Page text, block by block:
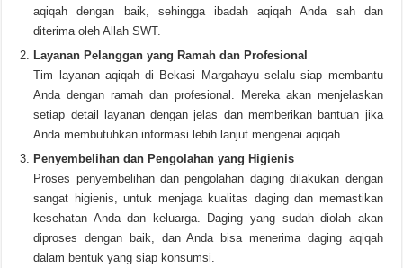
aqiqah dengan baik, sehingga ibadah aqiqah Anda sah dan
diterima oleh Allah SWT.
Layanan Pelanggan yang Ramah dan Profesional
Tim layanan aqiqah di Bekasi Margahayu selalu siap membantu
Anda dengan ramah dan profesional. Mereka akan menjelaskan
setiap detail layanan dengan jelas dan memberikan bantuan jika
Anda membutuhkan informasi lebih lanjut mengenai aqiqah.
Penyembelihan dan Pengolahan yang Higienis
Proses penyembelihan dan pengolahan daging dilakukan dengan
sangat higienis, untuk menjaga kualitas daging dan memastikan
kesehatan Anda dan keluarga. Daging yang sudah diolah akan
diproses dengan baik, dan Anda bisa menerima daging aqiqah
dalam bentuk yang siap konsumsi.